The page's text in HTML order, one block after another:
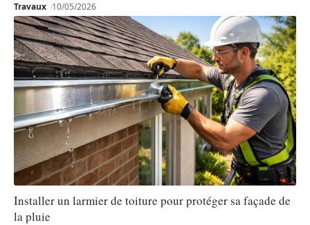
Travaux 10/05/2026
Installer un larmier de toiture pour protéger sa façade de
la pluie